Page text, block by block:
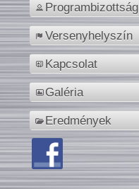
Programbizottság
Versenyhelyszín
Kapcsolat
Galéria
Eredmények